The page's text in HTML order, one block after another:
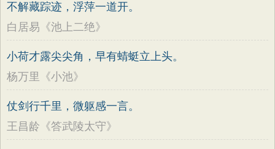
不解藏踪迹，浮萍一道开。
白居易《池上二绝》
小荷才露尖尖角，早有蜻蜓立上头。
杨万里《小池》
仗剑行千里，微躯感一言。
王昌龄《答武陵太守》